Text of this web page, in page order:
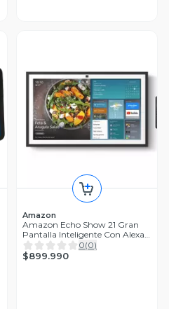
Amazon
Amazon Echo Show 21 Gran
Pantalla Inteligente Con Alexa
Ultima Generaci n
0(0)
$899.990